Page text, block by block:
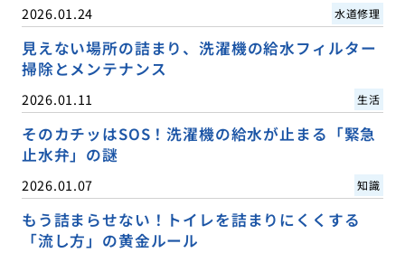
2026.01.24 水道修理
見えない場所の詰まり、洗濯機の給水フィルター
掃除とメンテナンス
2026.01.11 生活
そのカチッはSOS！洗濯機の給水が止まる「緊急
止水弁」の謎
2026.01.07 知識
もう詰まらせない！トイレを詰まりにくくする
「流し方」の黄金ルール